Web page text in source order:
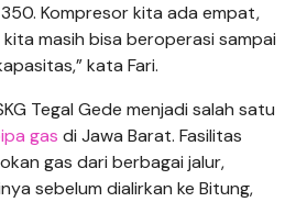
Kompresor kita ada empat,
masih bisa beroperasi sampai
kata Fari.
Tegal Gede menjadi salah satu
gas di Jawa Barat. Fasilitas
gas dari berbagai jalur,
sebelum dialirkan ke Bitung,